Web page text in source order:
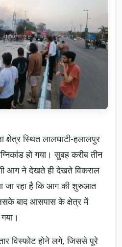
क्षेत्र स्थित लालघाटी-हलालपुर
हो गया। सुबह करीब तीन
आग ने देखते ही देखते विकराल
जा रहा है कि आग की शुरुआत
बाद आसपास के क्षेत्र में
विस्फोट होने लगे, जिससे पूरे